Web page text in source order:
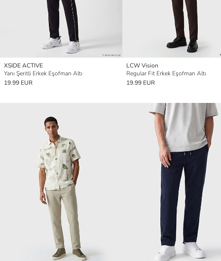
XSIDE ACTIVE
Yanı Şeritli Erkek Eşofman Altı
19.99 EUR
LCW Vision
Regular Fit Erkek Eşofman Altı
19.99 EUR